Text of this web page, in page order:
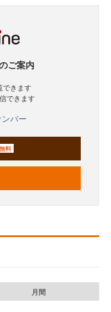
ご案内
できます
できます
バー
無料
月間